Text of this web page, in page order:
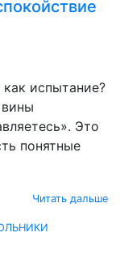
испытание?
Это
понятные
Читать дальше